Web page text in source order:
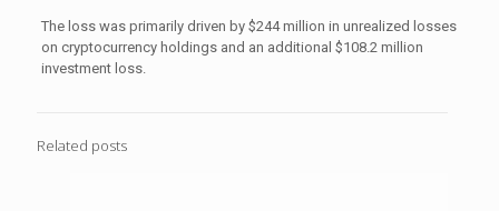
The loss was primarily driven by $244 million in unrealized losses
on cryptocurrency holdings and an additional $108.2 million
investment loss.
Related posts